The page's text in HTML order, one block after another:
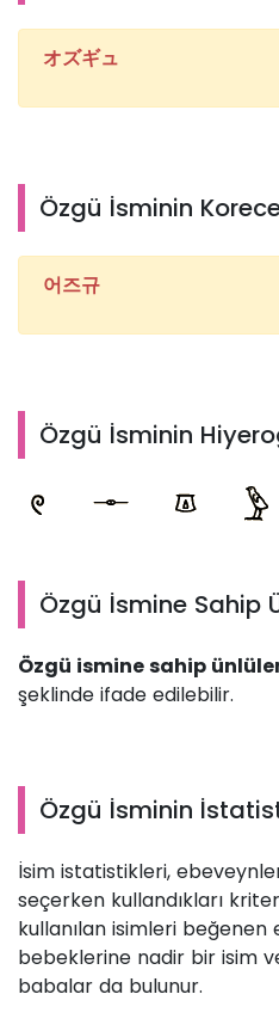
オズギュ
Özgü İsminin Korece
어즈규
Özgü İsminin
Özgü İsmine Sahip
Özgü ismine sahip
şeklinde ifade edilebilir.
Özgü İsminin
İsim istatistikleri,
seçerken kullandıkları
kullanılan isimleri beğenen
bebeklerine nadir bir isim
babalar da bulunur.